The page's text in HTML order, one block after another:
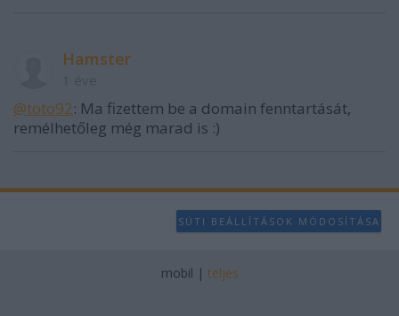
Hamster
@toto92: Ma fizettem be a domain fenntartását,
remélhetőleg még marad is :)
SÜTI BEÁLLÍTÁSOK MÓDOSÍTÁSA
mobil | teljes